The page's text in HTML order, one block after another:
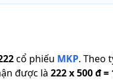
cổ phiếu MKP. Theo
được là 222x500 đ=